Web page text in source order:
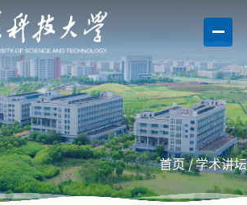
首页 / 学术讲坛